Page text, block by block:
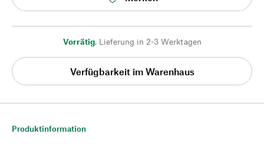
Vorrätig, Lieferung in 2-3 Werktagen
Verfügbarkeit im Warenhaus
Produktinformation